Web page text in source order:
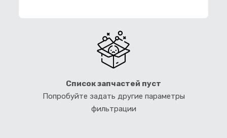
Список запчастей пуст
Попробуйте задать другие параметры
фильтрации